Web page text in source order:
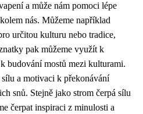
a může nám pomoci lépe
nás. Můžeme například
určitou kulturu nebo tradice,
pak můžeme využít k
budování mostů mezi kulturami.
a motivaci k překonávání
snů. Stejně jako strom čerpá sílu
čerpat inspiraci z minulosti a